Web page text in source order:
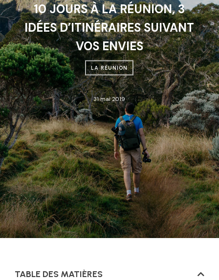
10 JOURS À LA RÉUNION, 3
IDÉES D’ITINÉRAIRES SUIVANT
VOS ENVIES
LA RÉUNION
31 mai 2019
TABLE DES MATIÈRES